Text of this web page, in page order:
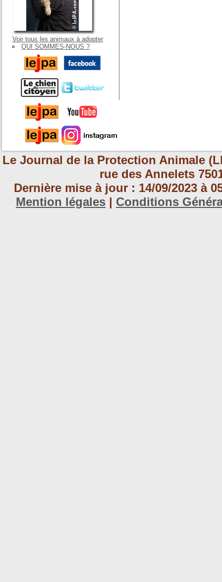
Voir tous les animaux à adopter
QUI SOMMES-NOUS ?
Le Journal de la Protection Animale
rue des Annelets
Dernière mise à jour : 14/09/2023 à
Mention légales | Conditions